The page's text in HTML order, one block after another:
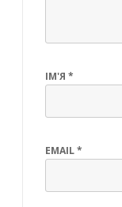
ІМ'Я *
EMAIL*